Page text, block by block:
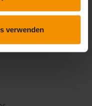
verwenden